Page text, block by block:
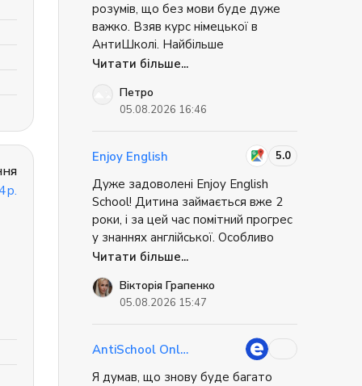
розумів, що без мови буде дуже
важко. Взяв курс німецької в
АнтиШколі. Найбільше
сподобалось, що ми не просто
життєві ситуації: як орендувати
квартиру, як спілкуватись у банку,
супер практично. Коли я приїхав, я
безпорадним. Міг вирішити базові
речі самостійно. Це дуже знижує
стрес при переїзді.
Читати більше...
Петро
05.08.2026 16:46
Enjoy English 5.0
Дуже задоволені Enjoy English
School! Дитина займається вже 2
роки, і за цей час помітний прогрес
у знаннях англійської. Особливо
радує, що дитина із задоволенням
вчитися. Дякую викладачам за
професіоналізм, цікаве навчання та
Однозначно рекомендую!
Читати більше...
Вікторія Грапенко
05.08.2026 15:47
AntiSchool Online
Я думав, що знову буде багато